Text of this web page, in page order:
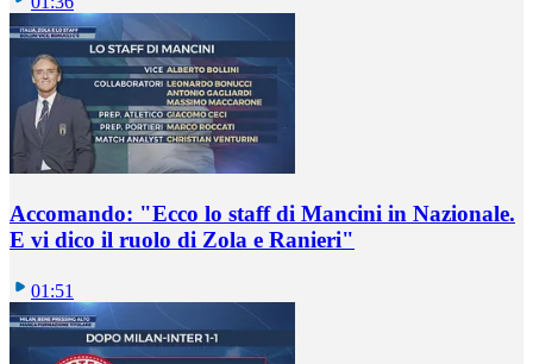
Accomando: "Ecco lo staff di Mancini in Nazionale.
E vi dico il ruolo di Zola e Ranieri"
01:51